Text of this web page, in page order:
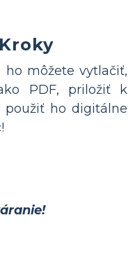
ho môžete vytlačiť,
PDF, priložiť k
použiť ho digitálne